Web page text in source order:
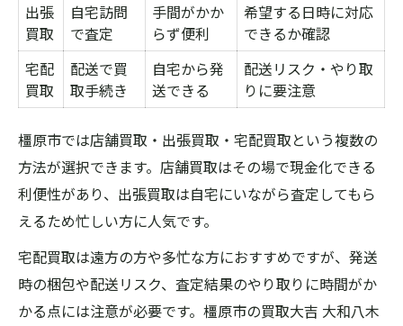
出張
買取
自宅訪問
で査定
手間がかか
らず便利
希望する日時に対応
できるか確認
宅配
買取
配送で買
取手続き
自宅から発
送できる
配送リスク・やり取
りに要注意
橿原市では店舗買取・出張買取・宅配買取という複数の
方法が選択できます。店舗買取はその場で現金化できる
利便性があり、出張買取は自宅にいながら査定してもら
えるため忙しい方に人気です。
宅配買取は遠方の方や多忙な方におすすめですが、発送
時の梱包や配送リスク、査定結果のやり取りに時間がか
かる点には注意が必要です。橿原市の買取大吉 大和八木